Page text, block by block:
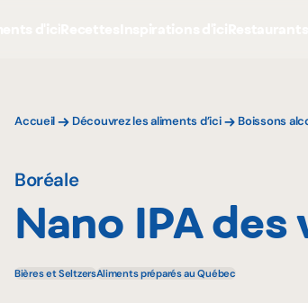
Accueil Découvrez les aliments d’ici Boissons
Boréale
Nano IPA des
Bières et SeltzersAliments préparés au Québec